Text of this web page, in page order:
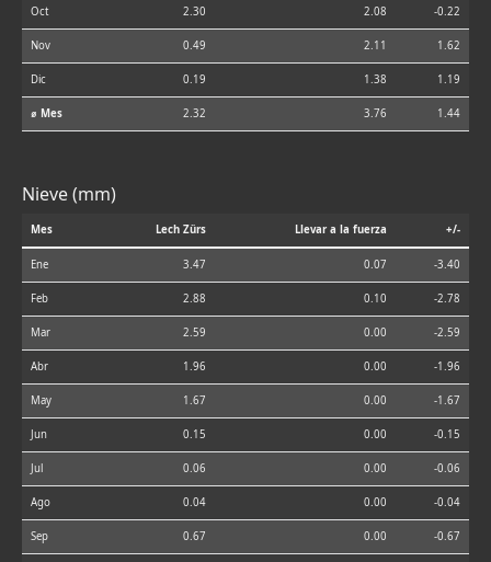
Oct 2.30 2.08 -0.22
Nov 0.49 2.11 1.62
Dic 0.19 1.38 1.19
⌀ Mes 2.32 3.76 1.44
Nieve (mm)
Mes Lech Zürs Llevar a la fuerza +/-
Ene 3.47 0.07 -3.40
Feb 2.88 0.10 -2.78
Mar 2.59 0.00 -2.59
Abr 1.96 0.00 -1.96
May 1.67 0.00 -1.67
Jun 0.15 0.00 -0.15
Jul 0.06 0.00 -0.06
Ago 0.04 0.00 -0.04
Sep 0.67 0.00 -0.67